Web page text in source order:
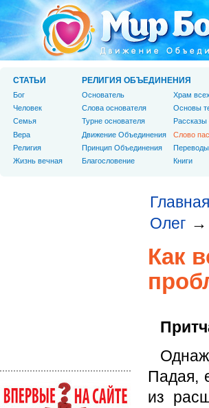
Главная
Олег →
Как
Падая,
из
СТАТЬИ
Бог
Человек
Cемья
Вера
Религия
Жизнь вечная
РЕЛИГИЯ ОБЪЕДИНЕНИЯ
Основатель
Слова основателя
Турне основателя
Движение Объединения
Принцип Объединения
Благословение
Храм
Основы
Рассказы
Слово
Книги